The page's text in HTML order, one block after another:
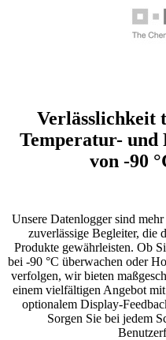
Temperatur- und
von -90
Unsere Datenlogger sind
zuverlässige Begleiter, die
Produkte gewährleisten. Ob
bei -90 °C überwachen oder
verfolgen, wir bieten
einem vielfältigen Angebot
optionalem Display-
Sorgen Sie bei jedem